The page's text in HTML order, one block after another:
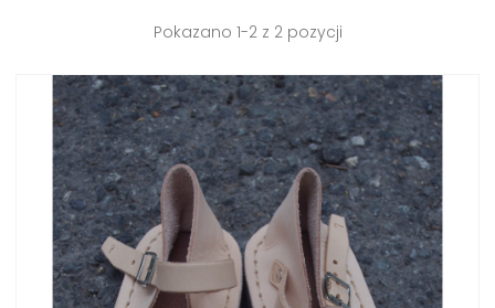
Pokazano 1-2 z 2 pozycji